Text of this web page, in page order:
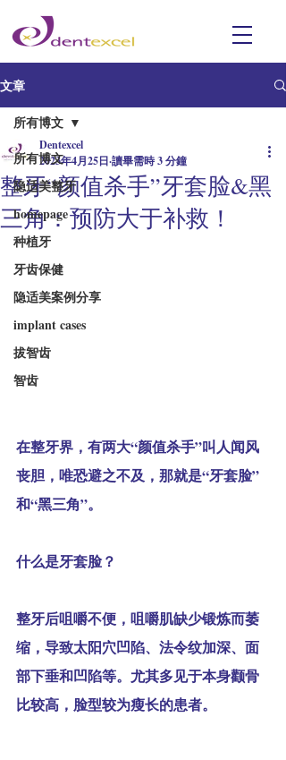
文章
所有博文
隐适美整牙
homepage
种植牙
牙齿保健
隐适美案例分享
implant cases
拔智齿
智齿
所有博文
整牙“颜值杀手”牙套脸&黑
三角：预防大于补救！
Dentexcel
2023年4月25日 讀畢需時 3 分鐘
在整牙界，有两大“颜值杀手”叫人闻风
丧胆，唯恐避之不及，那就是“牙套脸”
和“黑三角”。
什么是牙套脸？
整牙后咀嚼不便，咀嚼肌缺少锻炼而萎
缩，导致太阳穴凹陷、法令纹加深、面
部下垂和凹陷等。尤其多见于本身颧骨
比较高，脸型较为瘦长的患者。